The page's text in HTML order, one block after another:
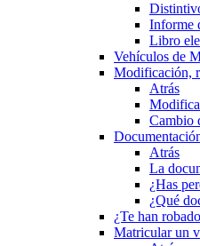
Informe
Libro
Vehículos de
Modificación,
Atrás
Cambio
Atrás
La
¿Has
¿Qué
¿Te han
Matricular un